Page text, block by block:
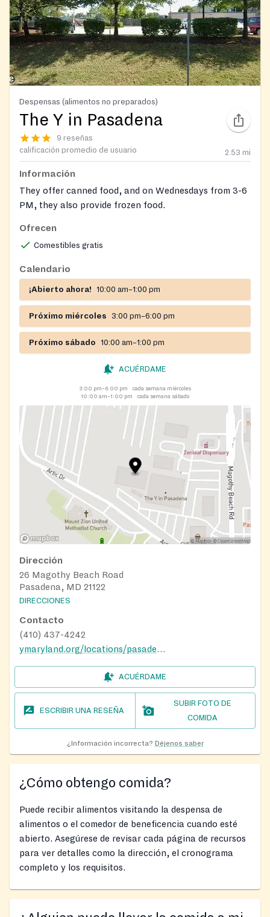
Despensas (alimentos no preparados)
The Y in Pasadena
9 reseñas
calificación promedio de usuario
2.53 mi
Información
They offer canned food, and on Wednesdays from 3-6
PM, they also provide frozen food.
Ofrecen
Comestibles gratis
Calendario
¡Abierto ahora! 10:00 am–1:00 pm
Próximo miércoles 3:00 pm–6:00 pm
Próximo sábado 10:00 am–1:00 pm
ACUÉRDAME
3:00 pm–6:00 pm
cada semana miércoles
10:00 am–1:00 pm
cada semana sábado
Dirección
26 Magothy Beach Road
Pasadena, MD 21122
DIRECCIONES
Contacto
(410) 437-4242
ymaryland.org/locations/pasadenay
ACUÉRDAME
ESCRIBIR UNA RESEÑA
SUBIR FOTO DE
COMIDA
¿Información incorrecta? Déjenos saber
¿Cómo obtengo comida?
Puede recibir alimentos visitando la despensa de
alimentos o el comedor de beneficencia cuando esté
abierto. Asegúrese de revisar cada página de recursos
para ver detalles como la dirección, el cronograma
completo y los requisitos.